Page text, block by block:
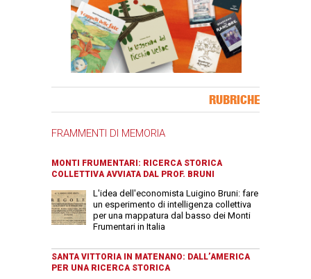
RUBRICHE
FRAMMENTI DI MEMORIA
MONTI FRUMENTARI: RICERCA STORICA
COLLETTIVA AVVIATA DAL PROF. BRUNI
L'idea dell'economista Luigino Bruni: fare
un esperimento di intelligenza collettiva
per una mappatura dal basso dei Monti
Frumentari in Italia
SANTA VITTORIA IN MATENANO: DALL’AMERICA
PER UNA RICERCA STORICA